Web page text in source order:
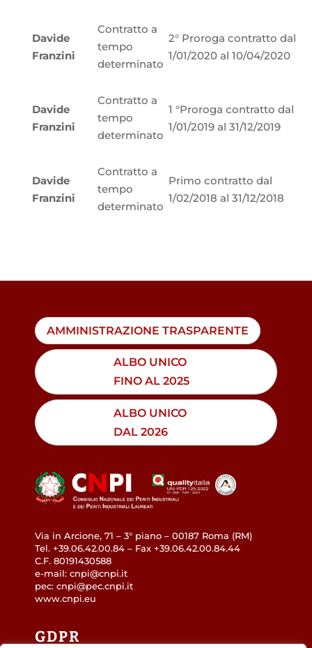
Davide
Franzini
Contratto a
tempo
determinato
2° Proroga contratto dal
1/01/2020 al 10/04/2020
Davide
Franzini
Contratto a
tempo
determinato
1 °Proroga contratto dal
1/01/2019 al 31/12/2019
Davide
Franzini
Contratto a
tempo
determinato
Primo contratto dal
1/02/2018 al 31/12/2018
AMMINISTRAZIONE TRASPARENTE
ALBO UNICO
FINO AL 2025
ALBO UNICO
DAL 2026
Via in Arcione, 71 – 3° piano – 00187 Roma (RM)
Tel. +39.06.42.00.84 – Fax +39.06.42.00.84.44
C.F. 80191430588
e-mail: cnpi@cnpi.it
pec: cnpi@pec.cnpi.it
www.cnpi.eu
GDPR